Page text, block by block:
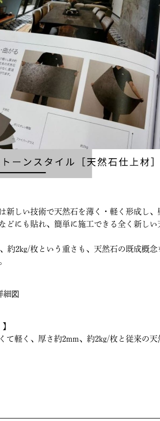
新しい技術で天然石を薄く・軽く形成し
どにも貼れ、簡単に施工できる全く新しい
約2kg/枚という重さも、天然石の既成概
て軽く、厚さ約2mm、約2kg/枚と従来の天